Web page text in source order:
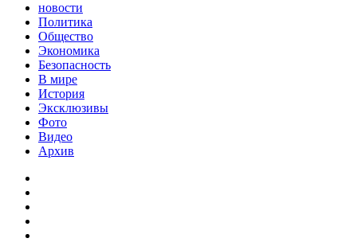
новости
Политика
Общество
Экономика
Безопасность
В мире
История
Эксклюзивы
Фото
Видео
Архив